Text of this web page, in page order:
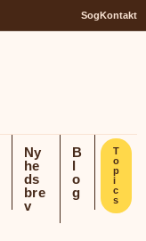
SogKontakt
Ny
he
ds
bre
v
B
l
o
g
T
o
p
i
c
s